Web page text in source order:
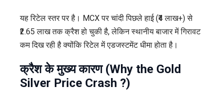
यह रिटेल स्तर पर है। MCX पर चांदी पिछले हाई (₹4 लाख+) से
₹2.65 लाख तक क्रैश हो चुकी है, लेकिन स्थानीय बाजार में गिरावट
कम दिख रही है क्योंकि रिटेल में एडजस्टमेंट धीमा होता है।
क्रैश के मुख्य कारण (Why the Gold
Silver Price Crash ?)